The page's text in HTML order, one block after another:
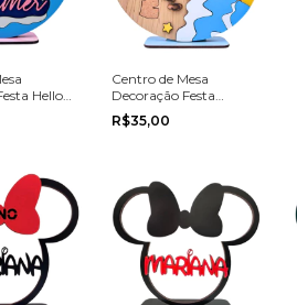
Hello
Mar
Centro de Mesa
Decoração Festa
Tardezinha Verão Praia
20cm
R$35,00